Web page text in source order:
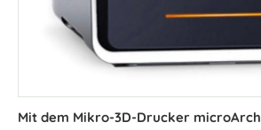
Mit dem Mikro-3D-Drucker